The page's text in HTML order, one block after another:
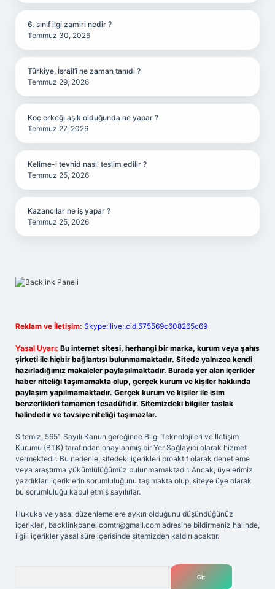
6. sınıf ilgi zamiri nedir ?
Temmuz 30, 2026
Türkiye, İsrail’i ne zaman tanıdı ?
Temmuz 29, 2026
Koç erkeği aşık olduğunda ne yapar ?
Temmuz 27, 2026
Kelime-i tevhid nasıl teslim edilir ?
Temmuz 25, 2026
Kazancılar ne iş yapar ?
Temmuz 25, 2026
Reklam ve İletişim: Skype: live:.cid.575569c608265c69
Yasal Uyarı: Bu internet sitesi, herhangi bir marka, kurum veya şahıs
şirketi ile hiçbir bağlantısı bulunmamaktadır. Sitede yalnızca kendi
hazırladığımız makaleler paylaşılmaktadır. Burada yer alan içerikler
haber niteliği taşımamakta olup, gerçek kurum ve kişiler hakkında
paylaşım yapılmamaktadır. Gerçek kurum ve kişiler ile isim
benzerlikleri tamamen tesadüfidir. Sitemizdeki bilgiler taslak
halindedir ve tavsiye niteliği taşımazlar.
Sitemiz, 5651 Sayılı Kanun gereğince Bilgi Teknolojileri ve İletişim
Kurumu (BTK) tarafından onaylanmış bir Yer Sağlayıcı olarak hizmet
vermektedir. Bu nedenle, sitedeki içerikleri proaktif olarak denetleme
veya araştırma yükümlülüğümüz bulunmamaktadır. Ancak, üyelerimiz
yazdıkları içeriklerin sorumluluğunu taşımakta olup, siteye üye olarak
bu sorumluluğu kabul etmiş sayılırlar.
Hukuka ve yasal düzenlemelere aykırı olduğunu düşündüğünüz
içerikleri, backlinkpanelicomtr@gmail.com adresine bildirmeniz halinde,
ilgili içerikler yasal süre içerisinde sitemizden kaldırılacaktır.